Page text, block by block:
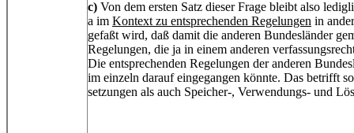
c) Von dem ersten Satz dieser Frage bleibt also
a im Kontext zu entsprechenden Regelungen in
gefaßt wird, daß damit die anderen Bundesländer
Regelungen, die ja in einem anderen
Die entsprechenden Regelungen der anderen
im einzeln darauf eingegangen könnte. Das betrifft
setzungen als auch Speicher-, Verwendungs- und